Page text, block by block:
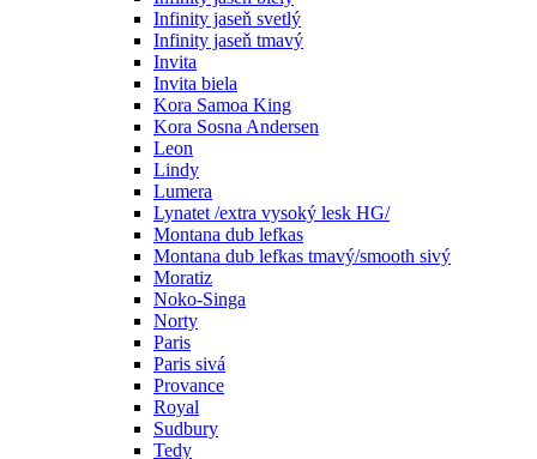
Infinity jaseň svetlý
Infinity jaseň tmavý
Invita
Invita biela
Kora Samoa King
Kora Sosna Andersen
Leon
Lindy
Lumera
Lynatet /extra vysoký lesk HG/
Montana dub lefkas
Montana dub lefkas tmavý/smooth sivý
Moratiz
Noko-Singa
Norty
Paris
Paris sivá
Provance
Royal
Sudbury
Tedy